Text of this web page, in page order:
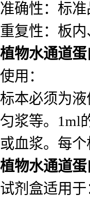
准确性：标
重复性：板
植物水通道
使用：
标本必须为
匀浆等。1ml
或血浆。每
植物水通道
试剂盒适用于